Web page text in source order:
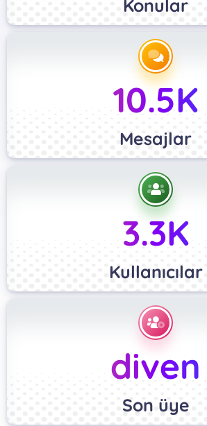
Konular
10.5K
Mesajlar
3.3K
Kullanıcılar
diven
Son üye